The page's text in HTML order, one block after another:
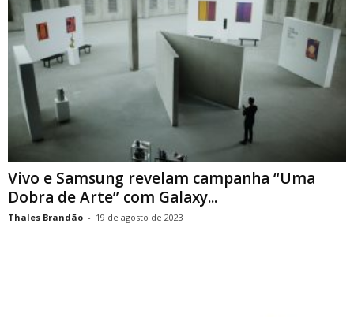
Vivo e Samsung revelam campanha “Uma
Dobra de Arte” com Galaxy...
Thales Brandão - 19 de agosto de 2023